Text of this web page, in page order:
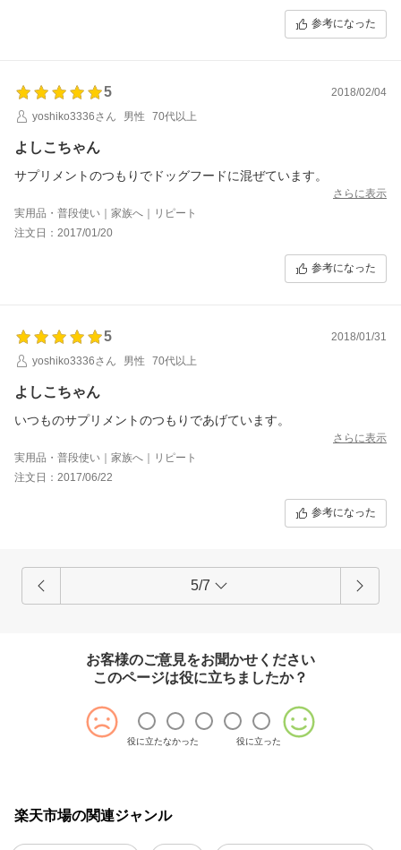
参考になった
5
2018/02/04
yoshiko3336さん
男性 70代以上
よしこちゃん
サプリメントのつもりでドッグフードに混ぜています。
さらに表示
実用品・普段使い｜家族へ｜リピート
注文日：2017/01/20
参考になった
5
2018/01/31
yoshiko3336さん
男性 70代以上
よしこちゃん
いつものサプリメントのつもりであげています。
さらに表示
実用品・普段使い｜家族へ｜リピート
注文日：2017/06/22
参考になった
5/7
お客様のご意見をお聞かせください
このページは役に立ちましたか？
役に立たなかった 役に立った
楽天市場の関連ジャンル